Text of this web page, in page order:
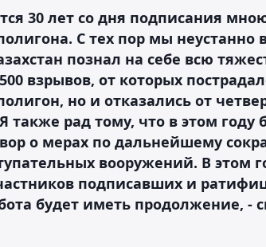
30 лет со дня подписания
С тех пор мы неустанно
познал на себе всю
взрывов, от которых
но и отказались от
также рад тому, что в этом году
о мерах по дальнейшему
вооружений. В этом
подписавших и
будет иметь продолжение, -